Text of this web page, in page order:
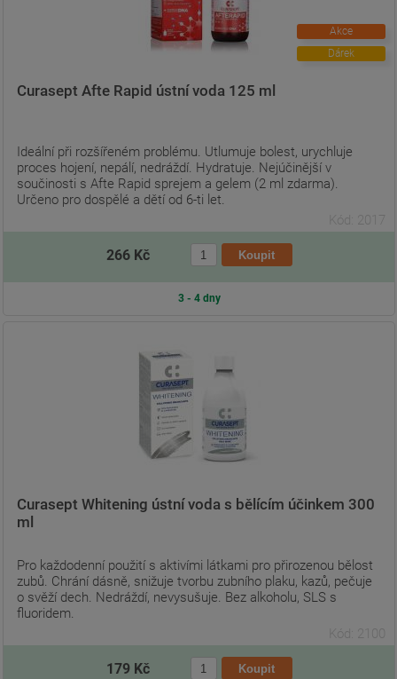
Akce
Dárek
Curasept Afte Rapid ústní voda 125 ml
Ideální při rozšířeném problému. Utlumuje bolest, urychluje
proces hojení, nepálí, nedráždí. Hydratuje. Nejúčinější v
součinosti s Afte Rapid sprejem a gelem (2 ml zdarma).
Určeno pro dospělé a dětí od 6-ti let.
Kód: 2017
266 Kč
3 - 4 dny
Curasept Whitening ústní voda s bělícím účinkem 300
ml
Pro každodenní použití s aktivími látkami pro přirozenou bělost
zubů. Chrání dásně, snižuje tvorbu zubního plaku, kazů, pečuje
o svěží dech. Nedráždí, nevysušuje. Bez alkoholu, SLS s
fluoridem.
Kód: 2100
179 Kč